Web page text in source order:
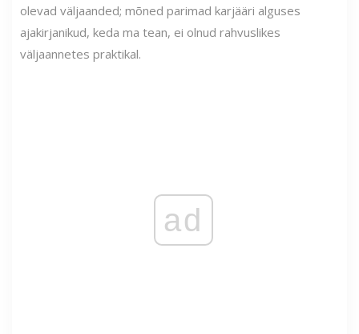
olevad väljaanded; mõned parimad karjääri alguses
ajakirjanikud, keda ma tean, ei olnud rahvuslikes
väljaannetes praktikal.
ad